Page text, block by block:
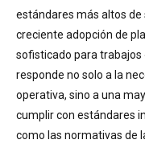
estándares más altos de
creciente adopción de
sofisticado para
responde no solo a la
operativa, sino a una
cumplir con estándares
como las normativas de